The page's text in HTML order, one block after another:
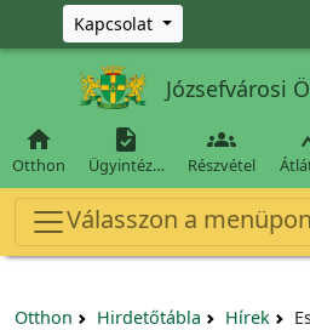
Ugrás a fő tartalomra
Kapcsolat
Józsefvárosi

Otthon

Ügyintéz…

Részvétel
Válasszon a
Otthon Hirdetőtábla Hírek